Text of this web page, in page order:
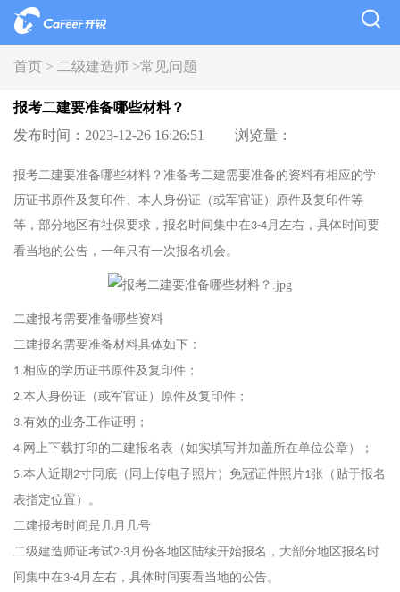
首页 > 二级建造师 >常见问题
报考二建要准备哪些材料？
发布时间：2023-12-26 16:26:51
浏览量：
报考二建要准备哪些材料？准备考二建需要准备的资料有相应的学
历证书原件及复印件、本人身份证（或军官证）原件及复印件等
等，部分地区有社保要求，报名时间集中在3-4月左右，具体时间要
看当地的公告，一年只有一次报名机会。
二建报考需要准备哪些资料
二建报名需要准备材料具体如下：
1.相应的学历证书原件及复印件；
2.本人身份证（或军官证）原件及复印件；
3.有效的业务工作证明；
4. 网上下载打印的二建报名表（如实填写并加盖所在单位公章）；
5.本人近期2寸同底（同上传电子照片）免冠证件照片1张（贴于报名
表指定位置）。
二建报考时间是几月几号
二级建造师证考试2-3月份各地区陆续开始报名，大部分地区报名时
间集中在3-4月左右，具体时间要看当地的公告。